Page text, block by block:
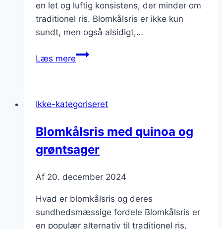
en let og luftig konsistens, der minder om
traditionel ris. Blomkålsris er ikke kun
sundt, men også alsidigt,…
Læs mereBlomkålsris
og
i
ét
Ikke-kategoriseret
Blomkålsris med quinoa og
grøntsager
Af 20. december 2024
Hvad er blomkålsris og deres
sundhedsmæssige fordele Blomkålsris er
en populær alternativ til traditionel ris,